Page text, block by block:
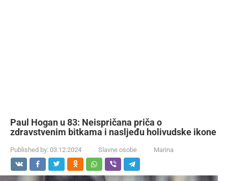
Paul Hogan u 83: Neispričana priča o
zdravstvenim bitkama i nasljeđu holivudske ikone
Published by: 03.12.2024 Slavne osobe Marina